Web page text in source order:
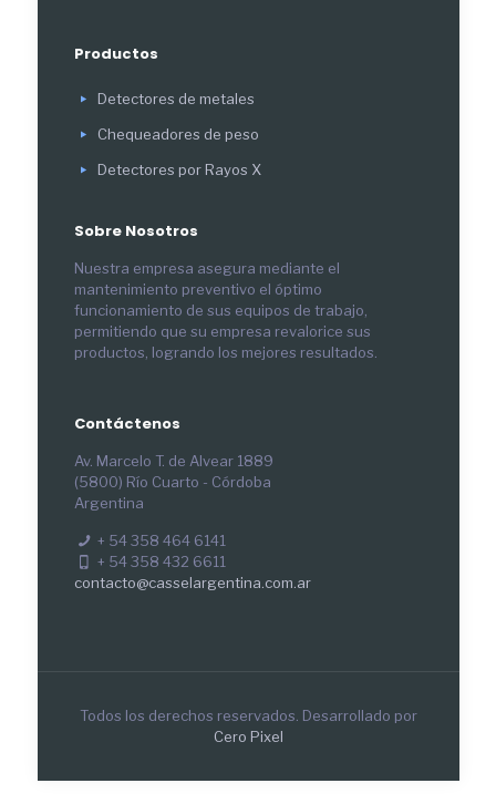
Productos
Detectores de metales
Chequeadores de peso
Detectores por Rayos X
Sobre Nosotros
Nuestra empresa asegura mediante el
mantenimiento preventivo el óptimo
funcionamiento de sus equipos de trabajo,
permitiendo que su empresa revalorice sus
productos, logrando los mejores resultados.
Contáctenos
Av. Marcelo T. de Alvear 1889
(5800) Río Cuarto - Córdoba
Argentina
+ 54 358 464 6141
+ 54 358 432 6611
contacto@casselargentina.com.ar
Todos los derechos reservados. Desarrollado por
Cero Pixel